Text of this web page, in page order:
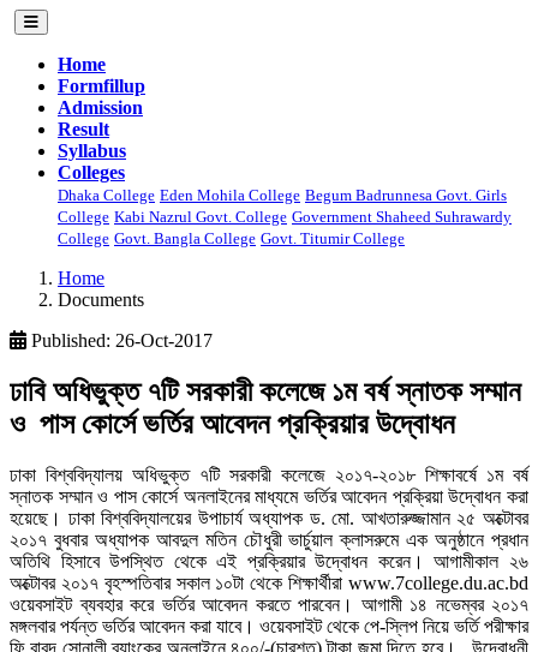
Home
Formfillup
Admission
Result
Syllabus
Colleges
Dhaka College Eden Mohila College Begum Badrunnesa Govt. Girls
College Kabi Nazrul Govt. College Government Shaheed Suhrawardy
College Govt. Bangla College Govt. Titumir College
Home
Documents
Published: 26-Oct-2017
ঢাবি অধিভুক্ত ৭টি সরকারী কলেজে ১ম বর্ষ স্নাতক সম্মান
ও পাস কোর্সে ভর্তির আবেদন প্রক্রিয়ার উদ্বোধন
ঢাকা বিশ্ববিদ্যালয় অধিভুক্ত ৭টি সরকারী কলেজে ২০১৭-২০১৮ শিক্ষাবর্ষে ১ম বর্ষ
স্নাতক সম্মান ও পাস কোর্সে অনলাইনের মাধ্যমে ভর্তির আবেদন প্রক্রিয়া উদ্বোধন করা
হয়েছে। ঢাকা বিশ্ববিদ্যালয়ের উপাচার্য অধ্যাপক ড. মো. আখতারুজ্জামান ২৫ অক্টোবর
২০১৭ বুধবার অধ্যাপক আবদুল মতিন চৌধুরী ভার্চুয়াল ক্লাসরুমে এক অনুষ্ঠানে প্রধান
অতিথি হিসাবে উপস্থিত থেকে এই প্রক্রিয়ার উদ্বোধন করেন। আগামীকাল ২৬
অক্টোবর ২০১৭ বৃহস্পতিবার সকাল ১০টা থেকে শিক্ষার্থীরা www.7college.du.ac.bd
ওয়েবসাইট ব্যবহার করে ভর্তির আবেদন করতে পারবেন। আগামী ১৪ নভেম্বর ২০১৭
মঙ্গলবার পর্যন্ত ভর্তির আবেদন করা যাবে। ওয়েবসাইট থেকে পে-স্লিপ নিয়ে ভর্তি পরীক্ষার
ফি বাবদ সোনালী ব্যাংকের অনলাইনে ৪০০/-(চারশত) টাকা জমা দিতে হবে। উদ্বোধনী